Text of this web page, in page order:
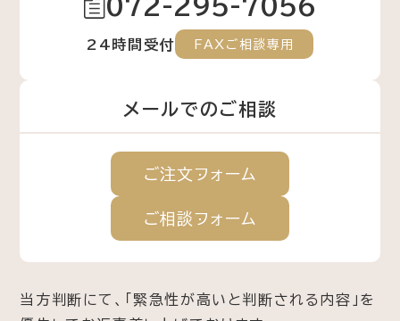
072-295-7056
24時間受付 FAXご相談専用
メールでのご相談
ご注文フォーム
ご相談フォーム
当方判断にて、「緊急性が高いと判断される内容」を